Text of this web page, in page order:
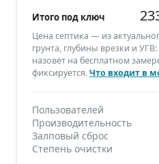
Итого под ключ
Цена септика — из
грунта, глубины врезки и
назовёт на бесплатном
фиксируется.Что входит в
Пользователей
Производительность
Залповый сброс
Степень очистки